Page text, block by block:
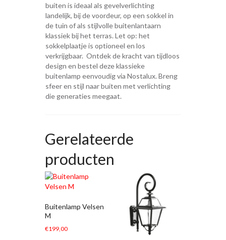
buiten is ideaal als gevelverlichting
landelijk, bij de voordeur, op een sokkel in
de tuin of als stijlvolle buitenlantaarn
klassiek bij het terras. Let op: het
sokkelplaatje is optioneel en los
verkrijgbaar. Ontdek de kracht van tijdloos
design en bestel deze klassieke
buitenlamp eenvoudig via Nostalux. Breng
sfeer en stijl naar buiten met verlichting
die generaties meegaat.
Gerelateerde
producten
Buitenlamp Velsen
M
€199,00